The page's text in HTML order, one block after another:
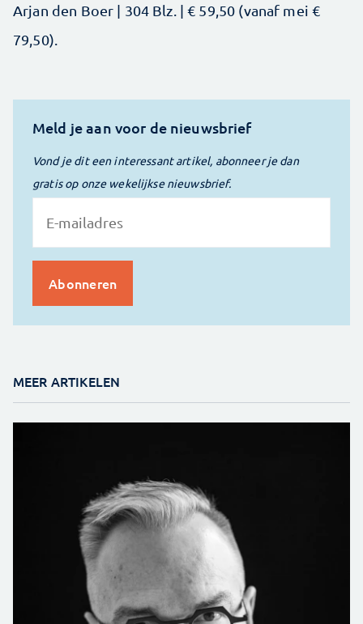
Arjan den Boer | 304 Blz. | € 59,50 (vanaf mei €
79,50).
Meld je aan voor de nieuwsbrief
Vond je dit een interessant artikel, abonneer je dan
gratis op onze wekelijkse nieuwsbrief.
MEER ARTIKELEN